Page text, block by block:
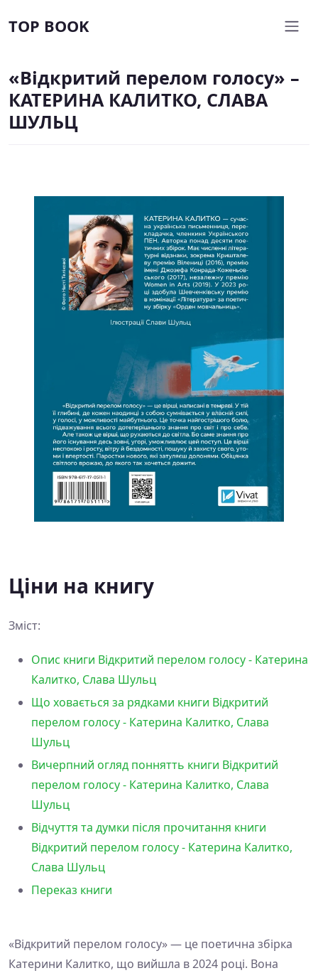
TOP BOOK
«Відкритий перелом голосу» –
КАТЕРИНА КАЛИТКО, СЛАВА
ШУЛЬЦ
Ціни на книгу
Зміст:
Опис книги Відкритий перелом голосу - Катерина
Калитко, Слава Шульц
Що ховається за рядками книги Відкритий
перелом голосу - Катерина Калитко, Слава
Шульц
Вичерпний огляд поннятть книги Відкритий
перелом голосу - Катерина Калитко, Слава
Шульц
Відчуття та думки після прочитання книги
Відкритий перелом голосу - Катерина Калитко,
Слава Шульц
Переказ книги
«Відкритий перелом голосу» — це поетична збірка
Катерини Калитко, що вийшла в 2024 році. Вона